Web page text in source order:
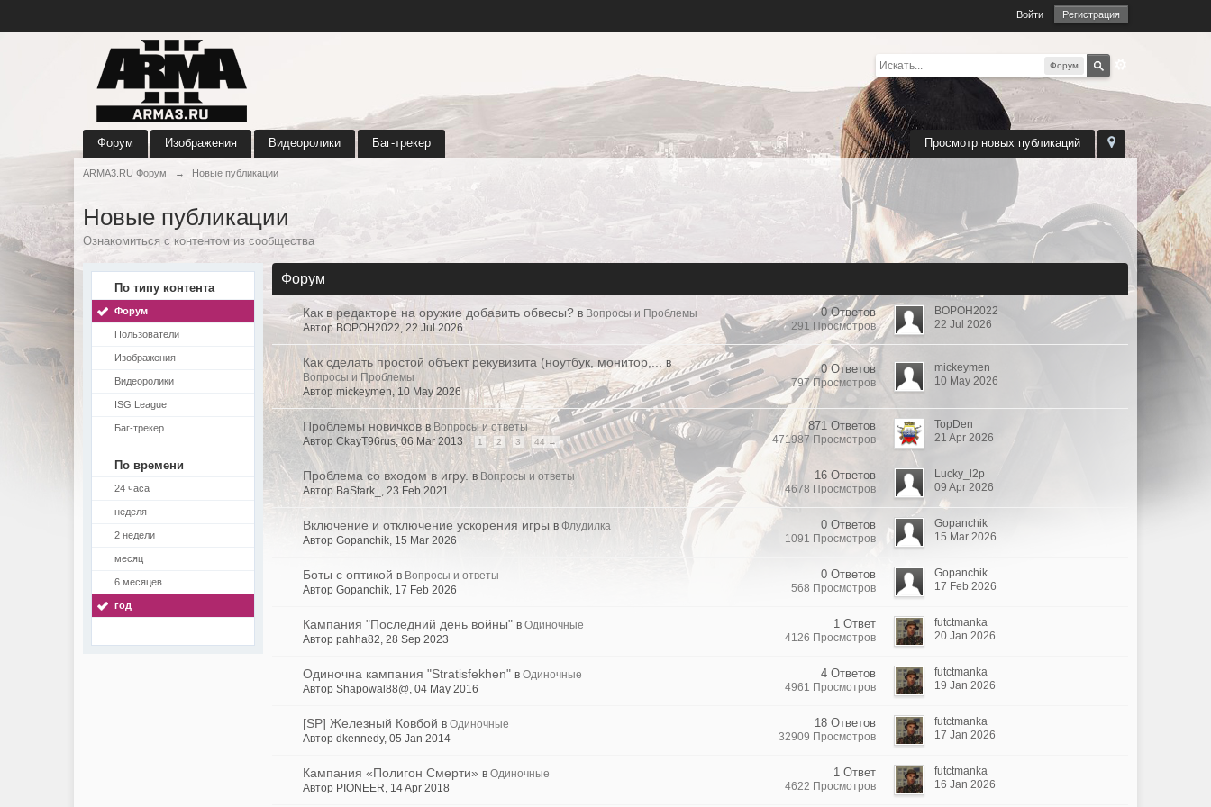
Войти Регистрация
Форум
Просмотр новых публикаций
Форум Изображения Видеоролики Баг-трекер
ARMA3.RU Форум → Новые публикации
Новые публикации
Ознакомиться с контентом из сообщества
По типу контента
Форум
Пользователи
Изображения
Видеоролики
ISG League
Баг-трекер
По времени
24 часа
неделя
2 недели
месяц
6 месяцев
год
Форум
Как в редакторе на оружие добавить обвесы? в Вопросы и Проблемы
Автор BOPOH2022, 22 Jul 2026
0 Ответов
291 Просмотров
BOPOH2022
22 Jul 2026
Как сделать простой объект рекувизита (ноутбук, монитор,...
в
Вопросы и Проблемы
Автор mickeymen, 10 May 2026
0 Ответов
797 Просмотров
mickeymen
10 May 2026
Проблемы новичков в Вопросы и ответы
Автор CkayT96rus, 06 Mar 2013
1 2 3 44 →
871 Ответов
471987 Просмотров
TopDen
21 Apr 2026
Проблема со входом в игру. в Вопросы и ответы
Автор BaStark_, 23 Feb 2021
16 Ответов
4678 Просмотров
Lucky_l2p
09 Apr 2026
Включение и отключение ускорения игры в Флудилка
Автор Gopanchik, 15 Mar 2026
0 Ответов
1091 Просмотров
Gopanchik
15 Mar 2026
Боты с оптикой в Вопросы и ответы
Автор Gopanchik, 17 Feb 2026
0 Ответов
568 Просмотров
Gopanchik
17 Feb 2026
Кампания "Последний день войны" в Одиночные
Автор pahha82, 28 Sep 2023
1 Ответ
4126 Просмотров
futctmanka
20 Jan 2026
Одиночна кампания "Stratisfekhen" в Одиночные
Автор Shapowal88@, 04 May 2016
4 Ответов
4961 Просмотров
futctmanka
19 Jan 2026
[SP] Железный Ковбой в Одиночные
Автор dkennedy, 05 Jan 2014
18 Ответов
32909 Просмотров
futctmanka
17 Jan 2026
Кампания «Полигон Смерти» в Одиночные
Автор PIONEER, 14 Apr 2018
1 Ответ
4622 Просмотров
futctmanka
16 Jan 2026